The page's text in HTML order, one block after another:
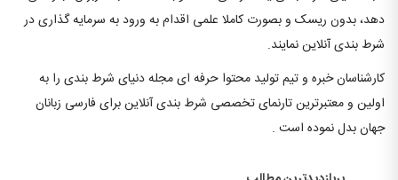
دهد، بدون ریسک و بصورت کاملا علمی اقدام به ورود به سرمایه گذاری در
شرط بندی آنلاین نمایند.
کارشناسان خبره و تیم تولید محتوا حرفه ای مجله دنیای شرط بندی را به
اولین و معتبرترین تارنمای تخصصی شرط بندی آنلاین برای فارسی زبانان
جهان بدل نموده است .